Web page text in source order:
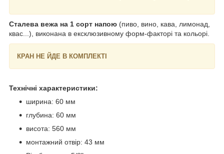
Сталева вежа на 1 сорт напою (пиво, вино, кава, лимонад,
квас...), виконана в ексклюзивному форм-факторі та кольорі.
КРАН НЕ ЙДЕ В КОМПЛЕКТІ
Технічні характеристики:
ширина: 60 мм
глубина: 60 мм
висота: 560 мм
монтажний отвір: 43 мм